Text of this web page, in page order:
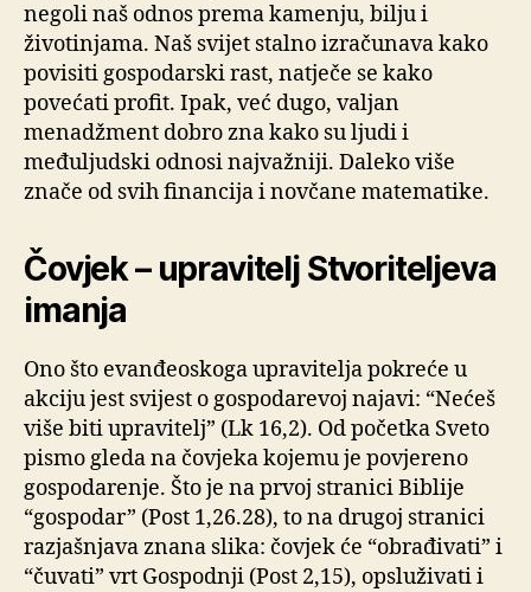
negoli naš odnos prema kamenju, bilju i
životinjama. Naš svijet stalno izračunava kako
povisiti gospodarski rast, natječe se kako
povećati profit. Ipak, već dugo, valjan
menadžment dobro zna kako su ljudi i
međuljudski odnosi najvažniji. Daleko više
znače od svih financija i novčane matematike.
Čovjek – upravitelj Stvoriteljeva
imanja
Ono što evanđeoskoga upravitelja pokreće u
akciju jest svijest o gospodarevoj najavi: “Nećeš
više biti upravitelj” (Lk 16,2). Od početka Sveto
pismo gleda na čovjeka kojemu je povjereno
gospodarenje. Što je na prvoj stranici Biblije
“gospodar” (Post 1,26.28), to na drugoj stranici
razjašnjava znana slika: čovjek će “obrađivati” i
“čuvati” vrt Gospodnji (Post 2,15), opsluživati i